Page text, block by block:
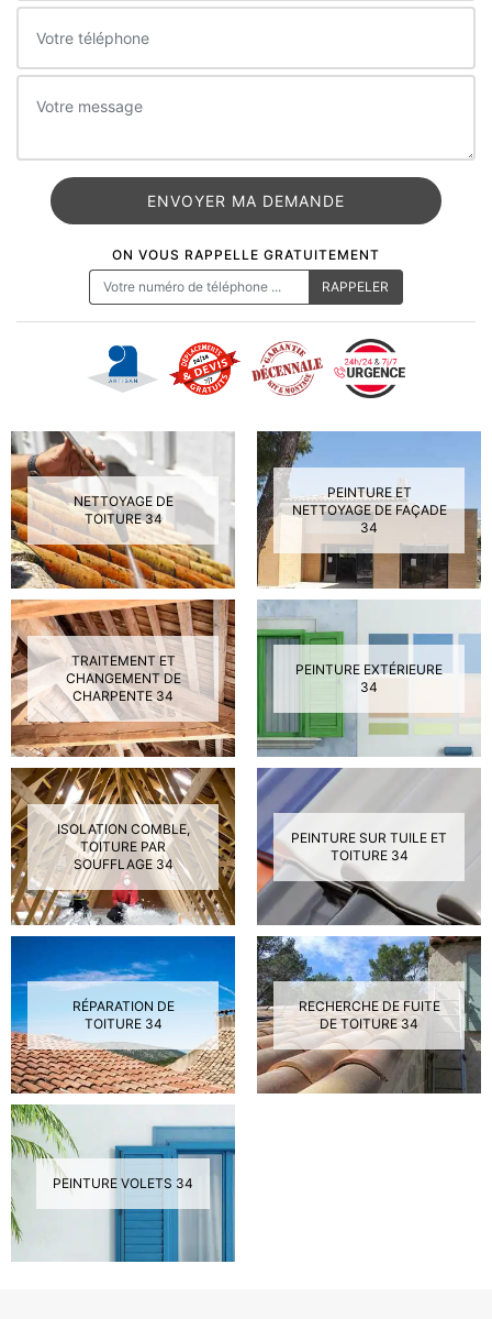
ON VOUS RAPPELLE GRATUITEMENT
NETTOYAGE DE
TOITURE 34
PEINTURE ET
NETTOYAGE DE FAÇADE
34
TRAITEMENT ET
CHANGEMENT DE
CHARPENTE 34
PEINTURE EXTÉRIEURE
34
ISOLATION COMBLE,
TOITURE PAR
SOUFFLAGE 34
PEINTURE SUR TUILE ET
TOITURE 34
RÉPARATION DE
TOITURE 34
RECHERCHE DE FUITE
DE TOITURE 34
PEINTURE VOLETS 34